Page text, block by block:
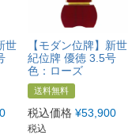
世
【モダン位牌】新世
紀位牌 優徳 3.5号
色：ローズ
送料無料
税込価格 ¥53,900
税込